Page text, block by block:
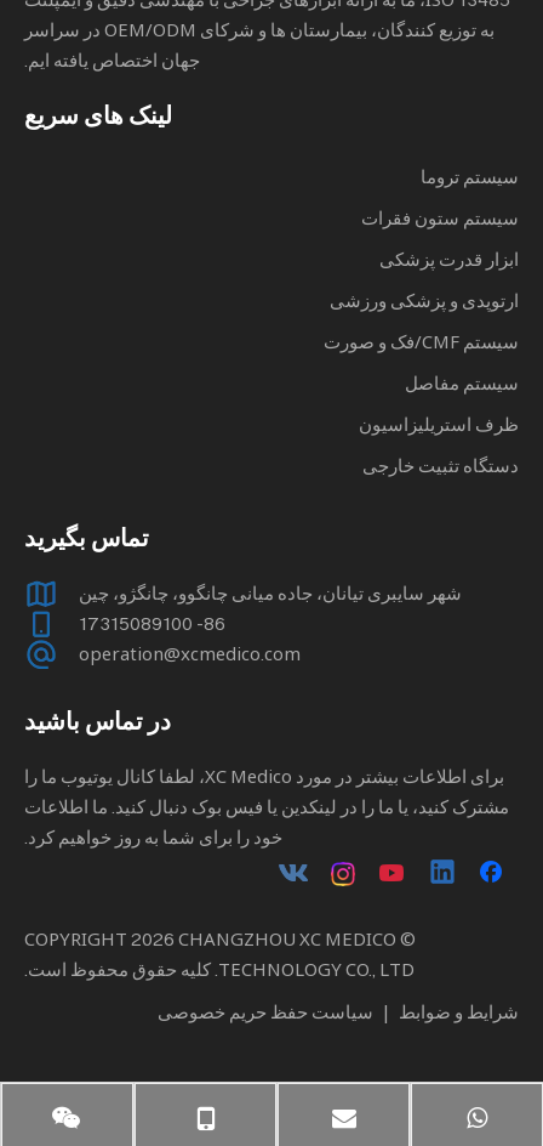
به توزیع کنندگان، بیمارستان ها و شرکای OEM/ODM در سراسر
جهان اختصاص یافته ایم.
لینک های سریع
سیستم تروما
سیستم ستون فقرات
ابزار قدرت پزشکی
ارتوپدی و پزشکی ورزشی
سیستم CMF/فک و صورت
سیستم مفاصل
ظرف استریلیزاسیون
دستگاه تثبیت خارجی
تماس بگیرید
شهر سایبری تیانان، جاده میانی چانگوو، چانگژو، چین
86- 17315089100
operation@xcmedico.com
در تماس باشید
برای اطلاعات بیشتر در مورد XC Medico، لطفا کانال یوتیوب ما را
مشترک کنید، یا ما را در لینکدین یا فیس بوک دنبال کنید. ما اطلاعات
خود را برای شما به روز خواهیم کرد.
© COPYRIGHT
2026 CHANGZHOU XC MEDICO
TECHNOLOGY CO., LTD. کلیه حقوق محفوظ است.
شرایط و ضوابط | سیاست حفظ حریم خصوصی